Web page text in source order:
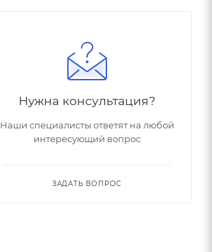
Нужна консультация?
Наши специалисты ответят на любой
интересующий вопрос
ЗАДАТЬ ВОПРОС